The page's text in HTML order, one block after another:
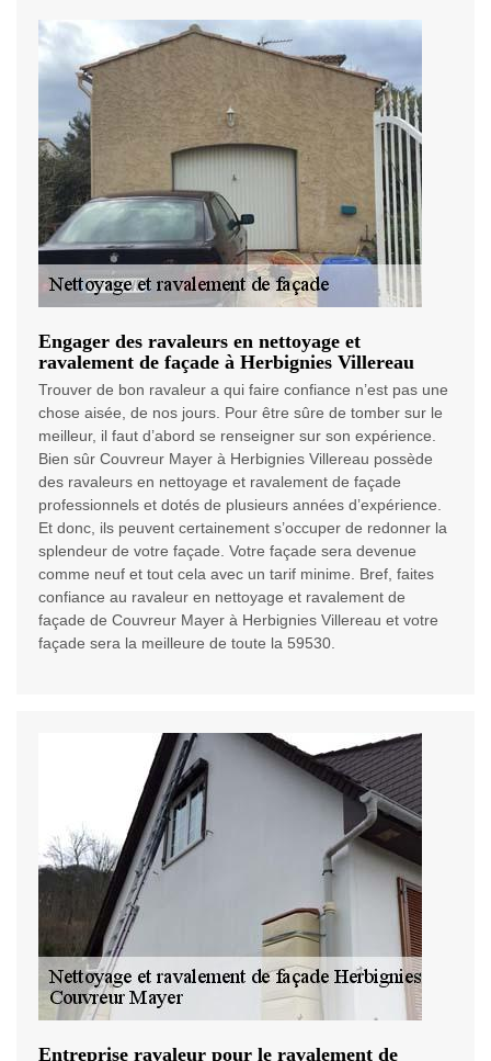
Engager des ravaleurs en nettoyage et
ravalement de façade à Herbignies Villereau
Trouver de bon ravaleur a qui faire confiance n’est pas une
chose aisée, de nos jours. Pour être sûre de tomber sur le
meilleur, il faut d’abord se renseigner sur son expérience.
Bien sûr Couvreur Mayer à Herbignies Villereau possède
des ravaleurs en nettoyage et ravalement de façade
professionnels et dotés de plusieurs années d’expérience.
Et donc, ils peuvent certainement s’occuper de redonner la
splendeur de votre façade. Votre façade sera devenue
comme neuf et tout cela avec un tarif minime. Bref, faites
confiance au ravaleur en nettoyage et ravalement de
façade de Couvreur Mayer à Herbignies Villereau et votre
façade sera la meilleure de toute la 59530.
Entreprise ravaleur pour le ravalement de